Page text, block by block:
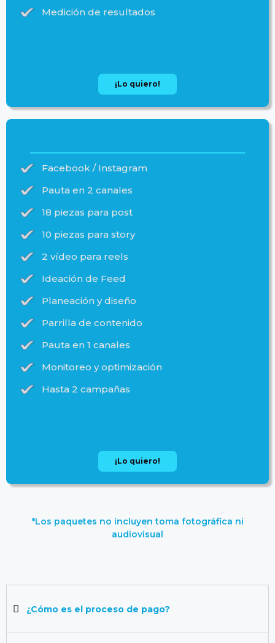
Medición de resultados
¡Lo quiero!
Facebook / Instagram
Pauta en 2 canales
18 piezas para post
10 piezas para story
2 vídeo para reels
Ideación de Feed
Planeación y diseño
Parrilla de contenido
Pauta en 1 canales
Monitoreo y optimización
Hasta 2 campañas
¡Lo quiero!
*Los paquetes no incluyen toma fotográfica ni
audiovisual
¿Cómo es el proceso de pago?